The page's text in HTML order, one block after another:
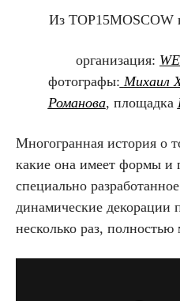
Из TOP15MOSCOW
организация:
фотографы: Михаил
Романова, площадка
Многогранная история о
какие она имеет формы и
специально
динамические декорации
несколько раз,